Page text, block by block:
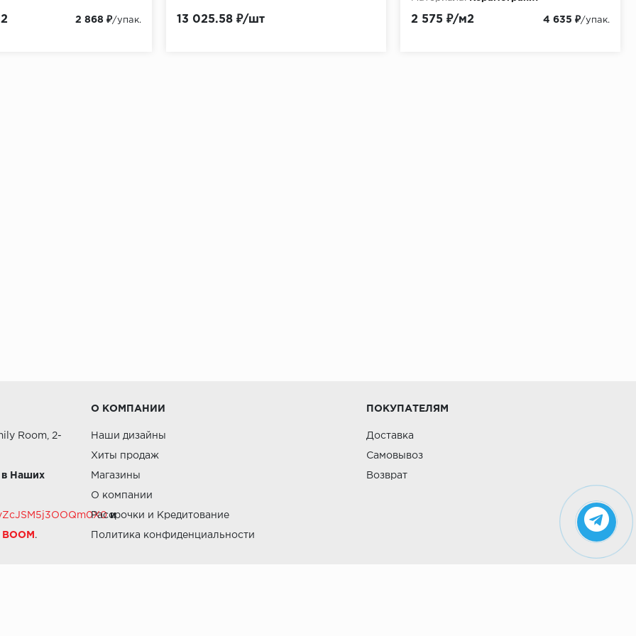
2 868 ₽/упак. 13 025.58 ₽/шт 2 575 ₽/м2 4 635 ₽/упак.
Room, 2-
в Наших
и
.
О КОМПАНИИ
Наши дизайны
Хиты продаж
Магазины
О компании
Рассрочки и Кредитование
Политика конфиденциальности
ПОКУПАТЕЛЯМ
Доставка
Самовывоз
Возврат